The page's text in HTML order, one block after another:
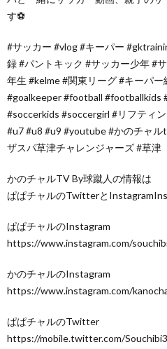
す⚽️
#サッカー #vlog #キーパー
録 #パントキック #サッカー少年 #
年生 #kelme #関東リーグ #キーパ
#goalkeeper #football #footballkids
#soccerkids #soccergirl #リフティ
#u7 #u8 #u9 #youtube #かのチャ
ザスパ草津チャレンジャーズ #草津
かのチャルTV By球蹴人の情報は
ぱぱチャルのTwitterと
ぱぱチャルのInstagram
https://www.instagram.com/
かのチャルのInstagram
https://www.instagram.com/
ぱぱチャルのTwitter
https://mobile.twitter.com/